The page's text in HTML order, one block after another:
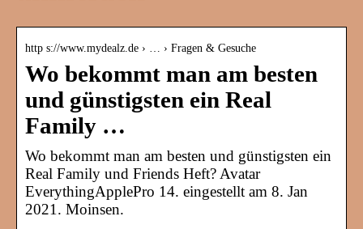
http s://www.mydealz.de › … › Fragen & Gesuche
Wo bekommt man am besten
und günstigsten ein Real
Family …
Wo bekommt man am besten und günstigsten ein
Real Family und Friends Heft? Avatar
EverythingApplePro 14. eingestellt am 8. Jan
2021. Moinsen.